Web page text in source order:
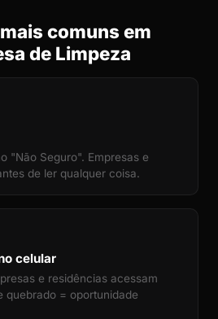
comuns em
de Limpeza
"Não Seguro". Empresas e
de ler qualquer coisa.
celular
e residências acessam
quebrado = oportunidade